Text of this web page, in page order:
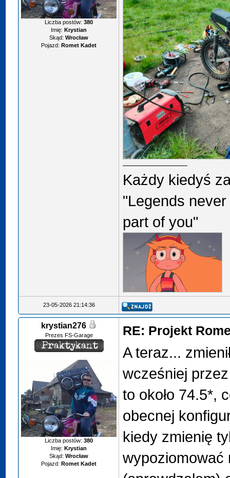
Liczba postów:380
Imię: Krystian
Skąd: Wrocław
Pojazd: Romet Kadet
Każdy kiedyś
"Legends
part of you"
23-05-2026 21:14:36
krystian276
Prezes FS-Garage
Liczba postów:380
Imię: Krystian
Skąd: Wrocław
Pojazd: Romet Kadet
RE: Projekt
A teraz...
wcześniej przez
to około 74.5*,
obecnej
kiedy zmienię
wypoziomować